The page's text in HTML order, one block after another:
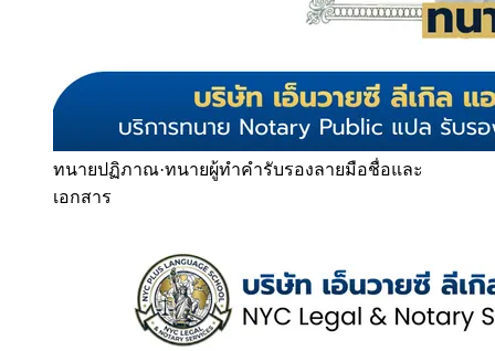
ทนายปฏิภาณ·ทนายผู้ทำคำรับรองลายมือชื่อและ
เอกสาร